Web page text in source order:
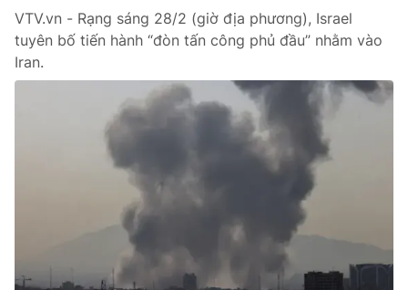
024.38 355 931 - 024.38 355 932
Ðiện thoại Thời báo VTV:024.66 897 897
Email:
Liên hệ quảng cáo:024-7300.7108
VTV.vn - Rạng sáng 28/2 (giờ địa phương), Israel
tuyên bố tiến hành “đòn tấn công phủ đầu” nhằm vào
Iran.